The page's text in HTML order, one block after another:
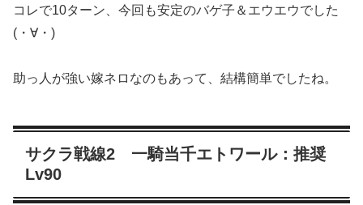
コレで10ターン、今回も安定のバゲ子＆エウエウでした
(・∀・)
助っ人が強い嫁ネロなのもあって、結構簡単でしたね。
サクラ戦線2 一騎当千エトワール：推奨
Lv90